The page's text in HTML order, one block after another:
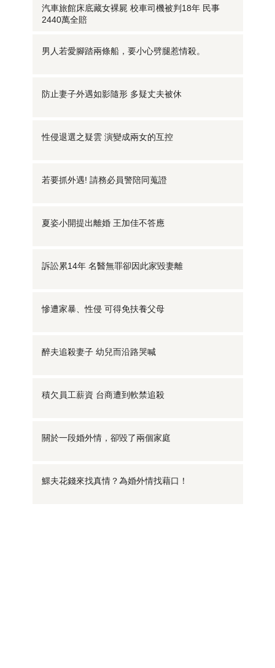
汽車旅館床底藏女裸屍 校車司機被判18年 民事
2440萬全賠
男人若愛腳踏兩條船，要小心劈腿惹情殺。
防止妻子外遇如影隨形 多疑丈夫被休
性侵退選之疑雲 演變成兩女的互控
若要抓外遇! 請務必員警陪同蒐證
夏姿小開提出離婚 王加佳不答應
訴訟累14年 名醫無罪卻因此家毀妻離
慘遭家暴、性侵 可得免扶養父母
醉夫追殺妻子 幼兒而沿路哭喊
積欠員工薪資 台商遭到軟禁追殺
關於一段婚外情，卻毀了兩個家庭
鰥夫花錢來找真情？為婚外情找藉口！